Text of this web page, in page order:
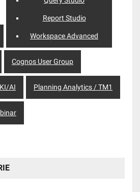
Report Studio
Workspace Advanced
Cognos User Group
KI/AI Planning Analytics / TM1